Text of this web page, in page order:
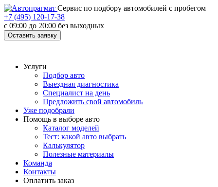
Cервис по подбору автомобилей с пробегом
+7 (495) 120-17-38
с 09:00 до 20:00 без выходных
Оставить заявку
Услуги
Подбор авто
Выездная диагностика
Специалист на день
Предложить свой автомобиль
Уже подобрали
Помощь в выборе авто
Каталог моделей
Тест: какой авто выбрать
Калькулятор
Полезные материалы
Команда
Контакты
Оплатить заказ